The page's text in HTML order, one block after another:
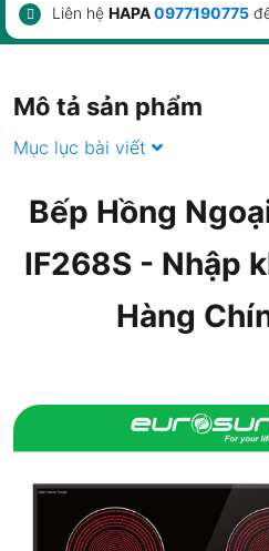
Liên hệ HAPA0977190775
Mô tả sản phẩm
Mục lục bài viết
Bếp Hồng
IF268S - Nhập
Hàng